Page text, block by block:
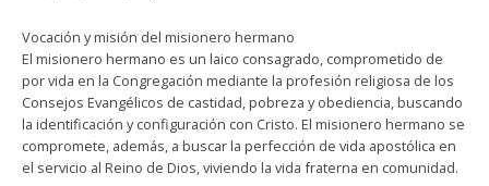
Vocación y misión del misionero hermano
El misionero hermano es un laico consagrado, comprometido de
por vida en la Congregación mediante la profesión religiosa de los
Consejos Evangélicos de castidad, pobreza y obediencia, buscando
la identificación y configuración con Cristo. El misionero hermano se
compromete, además, a buscar la perfección de vida apostólica en
el servicio al Reino de Dios, viviendo la vida fraterna en comunidad.